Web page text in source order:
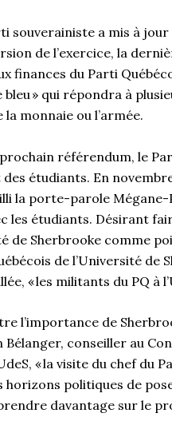
souverainiste a mis à jour
de l’exercice, la
finances du Parti
bleu » qui répondra à
monnaie ou l’armée.
référendum, le
étudiants. En
la porte-parole
les étudiants. Désirant
de Sherbrooke comme
de l’Université
« les militants du PQ à
l’importance de
conseiller au
« la visite du chef du
horizons politiques de
davantage sur le